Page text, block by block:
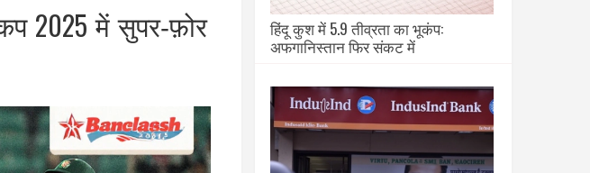
2025 में सुपर‑फ़ोर
हिंदू कुश में 5.9 तीव्रता का भूकंप:
अफगानिस्तान फिर संकट में